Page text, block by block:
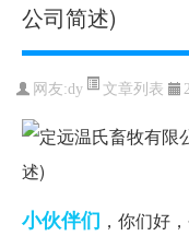
公司简述)
网友:dy 文章列表
小伙伴们 ，你们好